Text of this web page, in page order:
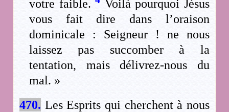
votre faible.
Voilà pourquoi Jésus
vous fait dire dans l’oraison
dominicale : Seigneur ! ne nous
laissez pas succomber à la
tentation, mais délivrez-nous du
mal. »
470. Les Esprits qui cherchent à nous